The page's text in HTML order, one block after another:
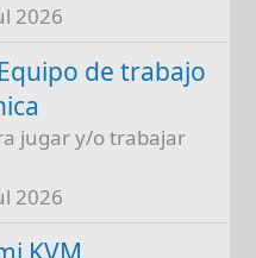
2026
Equipo de trabajo
jugar y/o trabajar
2026